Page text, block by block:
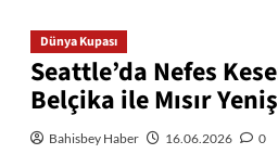
Dünya Kupası
Seattle’da Nefes
Belçika ile Mısır
Bahisbey Haber 16.06.2026 0